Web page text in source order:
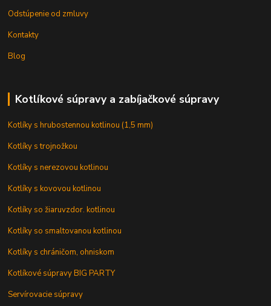
Odstúpenie od zmluvy
Kontakty
Blog
Kotlíkové súpravy a zabíjačkové súpravy
Kotlíky s hrubostennou kotlinou (1,5 mm)
Kotlíky s trojnožkou
Kotlíky s nerezovou kotlinou
Kotlíky s kovovou kotlinou
Kotlíky so žiaruvzdor. kotlinou
Kotlíky so smaltovanou kotlinou
Kotlíky s chráničom, ohniskom
Kotlíkové súpravy BIG PARTY
Servírovacie súpravy